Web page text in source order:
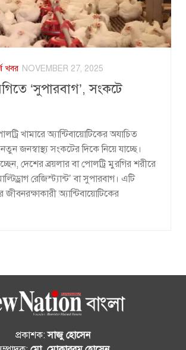
খবর NOVEMBER 27, 2025
‘সুপারবাগ’, সংকটে
খামারে অ্যান্টিবায়োটিকের অযাচিত
জনস্বাস্থ্য সংকটের দিকে নিয়ে যাচ্ছে।
দেশের ব্রয়লার বা পোলট্রি মুরগির শরীরে
রেজিস্ট্যান্ট’ বা সুপারবাগ। এটি
জীবনরক্ষাকারী অ্যান্টিবায়োটিকের
প্রকাশক:সাজু হোসেন